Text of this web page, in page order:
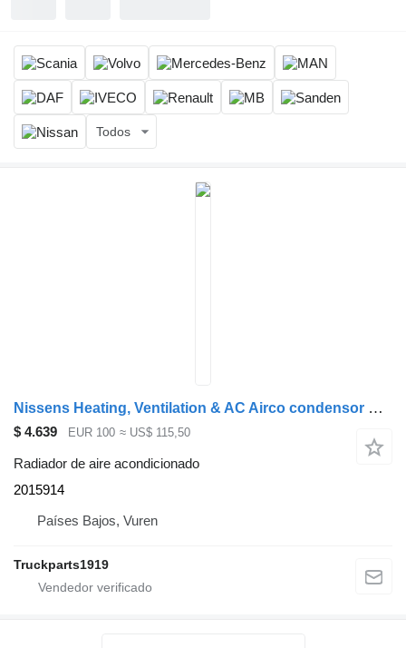
Todos
Nissens Heating, Ventilation & AC Airco condensor DAF 2015914 radiador de aire acondicionado para camión
$ 4.639 EUR 100 ≈ US$ 115,50
Radiador de aire acondicionado
2015914
Países Bajos, Vuren
Truckparts1919